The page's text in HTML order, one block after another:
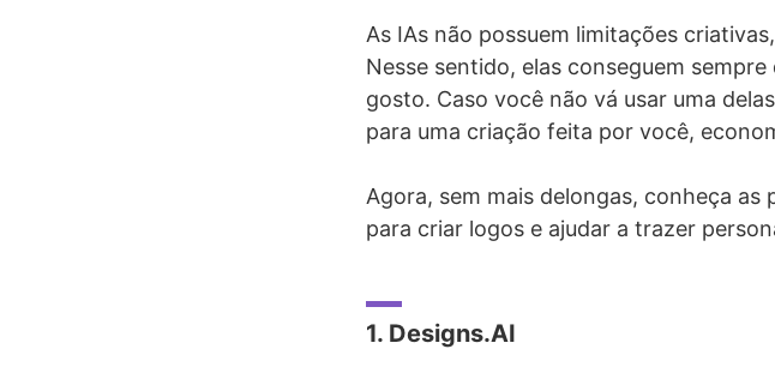
As IAs não possuem limitações
Nesse sentido, elas conseguem
gosto. Caso você não vá usar uma
para uma criação feita por você,
Agora, sem mais delongas, conheça
para criar logos e ajudar a trazer
1. Designs.AI